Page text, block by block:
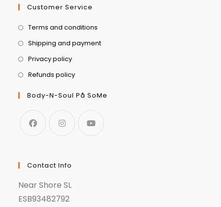
Customer Service
Terms and conditions
Shipping and payment
Privacy policy
Refunds policy
Body-N-Soul På SoMe
Contact Info
Near Shore SL
ESB93482792